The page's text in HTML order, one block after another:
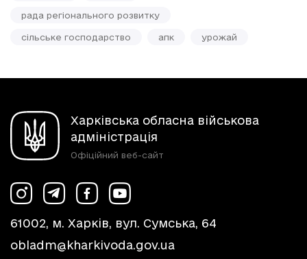
рада регіонального розвитку
сільське господарство апк урожай
Харківська обласна військова
адміністрація
Офіційний веб-сайт
61002, м. Харків, вул. Сумська, 64
obladm@kharkivoda.gov.ua